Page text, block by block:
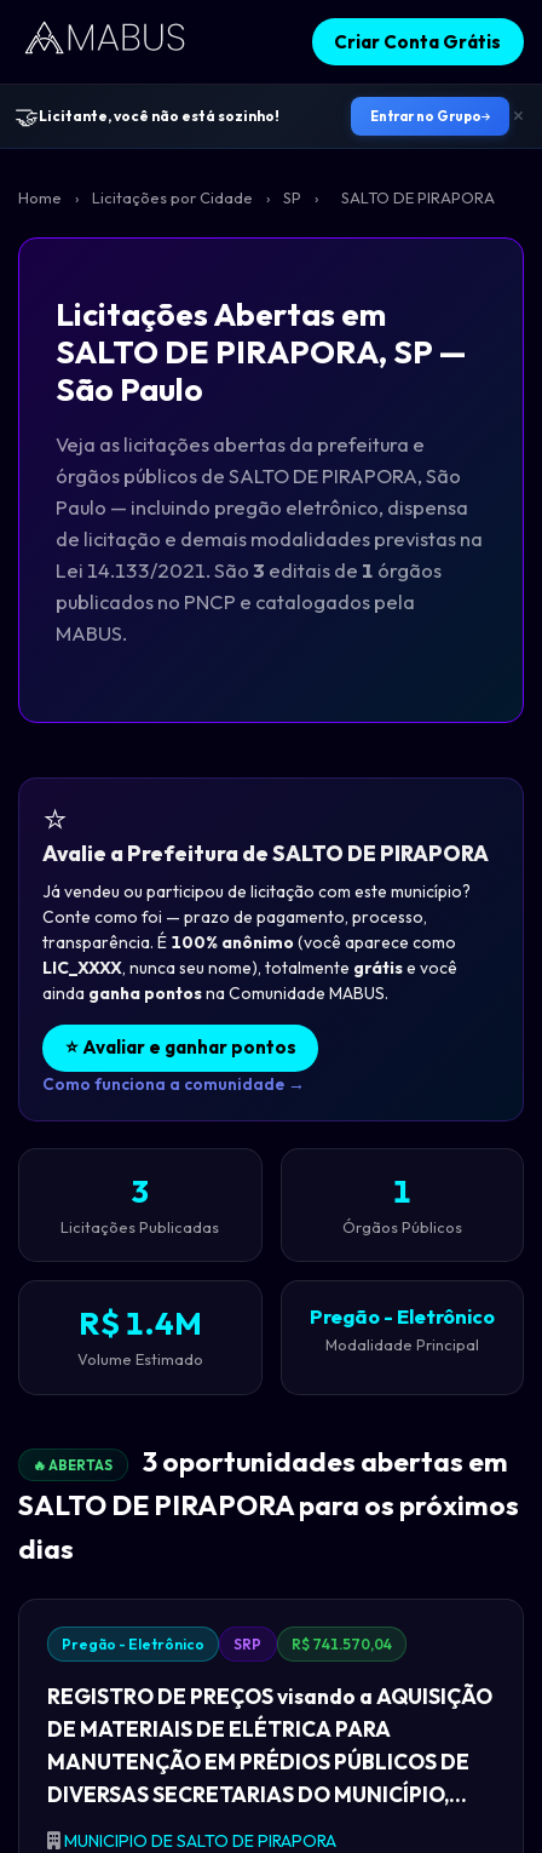
Criar Conta Grátis
🤝Licitante, você não está sozinho! Entrar no Grupo
Home › Licitações por Cidade › SP › SALTO DE PIRAPORA
Licitações Abertas em
SALTO DE PIRAPORA, SP —
São Paulo
Veja as licitações abertas da prefeitura e
órgãos públicos de SALTO DE PIRAPORA, São
Paulo — incluindo pregão eletrônico, dispensa
de licitação e demais modalidades previstas na
Lei 14.133/2021. São3 editais de 1 órgãos
publicados no PNCP e catalogados pela
MABUS.
⭐
Avalie a Prefeitura de SALTO DE PIRAPORA
Já vendeu ou participou de licitação com este município?
Conte como foi — prazo de pagamento, processo,
transparência. É 100% anônimo(você aparece como
LIC_XXXX, nunca seu nome), totalmente grátise você
ainda ganha pontosna Comunidade MABUS.
⭐ Avaliar e ganhar pontos
Como funciona a comunidade →
3
Licitações Publicadas
1
Órgãos Públicos
R$ 1.4M
Volume Estimado
Pregão - Eletrônico
Modalidade Principal
🔥 ABERTAS
3 oportunidades abertas em
SALTO DE PIRAPORA para os próximos
dias
Pregão - Eletrônico SRP R$ 741.570,04
REGISTRO DE PREÇOS visando a AQUISIÇÃO
DE MATERIAIS DE ELÉTRICA PARA
MANUTENÇÃO EM PRÉDIOS PÚBLICOS DE
DIVERSAS SECRETARIAS DO MUNICÍPIO,...
MUNICIPIO DE SALTO DE PIRAPORA